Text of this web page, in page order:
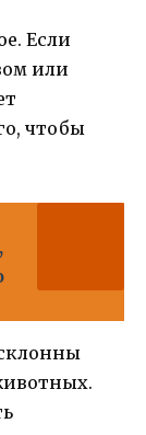
Если
или
чтобы